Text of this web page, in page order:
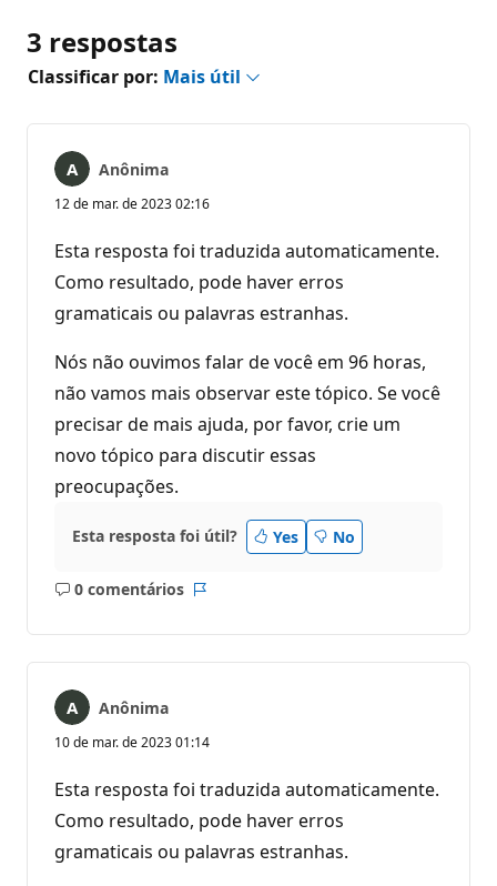
3 respostas
Classificar por: Mais útil
Anônima
12 de mar. de 2023 02:16
Esta resposta foi traduzida automaticamente.
Como resultado, pode haver erros
gramaticais ou palavras estranhas.
Nós não ouvimos falar de você em 96 horas,
não vamos mais observar este tópico. Se você
precisar de mais ajuda, por favor, crie um
novo tópico para discutir essas
preocupações.
Esta resposta foi útil? Yes No
0 comentários
Sem
Anônima
10 de mar. de 2023 01:14
Esta resposta foi traduzida automaticamente.
Como resultado, pode haver erros
gramaticais ou palavras estranhas.